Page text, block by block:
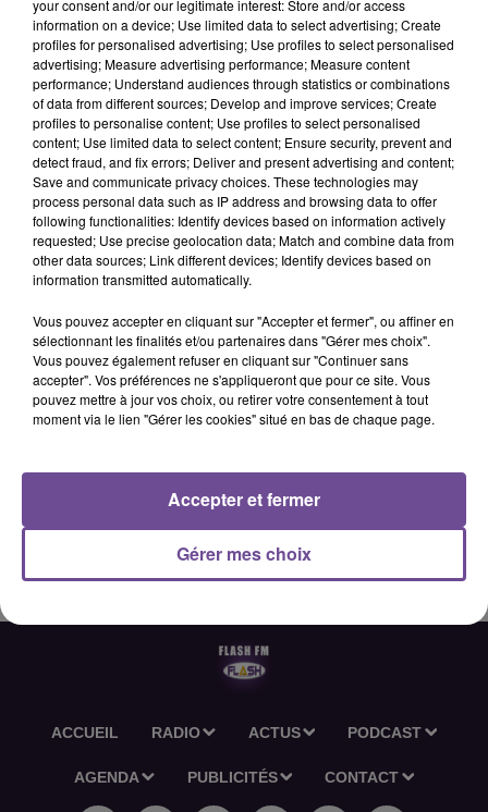
Flash FM
Flash FM Actu-Région
28 février 2026 - 2 min 6 sec
L'ACTU-RÉGION FLASH FM DU 28 02 2026 12H30
L'actu-région Flash FM du 28 02 2026 12h30
ACCUEIL RADIO ACTUS PODCAST
AGENDA PUBLICITÉS CONTACT
your consent and/or our legitimate interest: Store and/or access
information on a device; Use limited data to select advertising; Create
profiles for personalised advertising; Use profiles to select personalised
advertising; Measure advertising performance; Measure content
performance; Understand audiences through statistics or combinations
of data from different sources; Develop and improve services; Create
profiles to personalise content; Use profiles to select personalised
content; Use limited data to select content; Ensure security, prevent and
detect fraud, and fix errors; Deliver and present advertising and content;
Save and communicate privacy choices. These technologies may
process personal data such as IP address and browsing data to offer
following functionalities: Identify devices based on information actively
requested; Use precise geolocation data; Match and combine data from
other data sources; Link different devices; Identify devices based on
information transmitted automatically.
Vous pouvez accepter en cliquant sur "Accepter et fermer", ou affiner en
sélectionnant les finalités et/ou partenaires dans "Gérer mes choix".
Vous pouvez également refuser en cliquant sur "Continuer sans
accepter". Vos préférences ne s'appliqueront que pour ce site. Vous
pouvez mettre à jour vos choix, ou retirer votre consentement à tout
moment via le lien "Gérer les cookies" situé en bas de chaque page.
Gérer mes choix
Accepter et fermer